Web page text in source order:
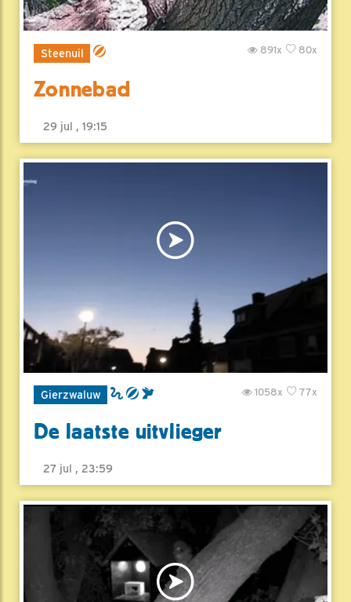
Steenuil 80x
891x
Zonnebad
29 jul , 19:15
Gierzwaluw 77x
1058x
De laatste uitvlieger
27 jul , 23:59